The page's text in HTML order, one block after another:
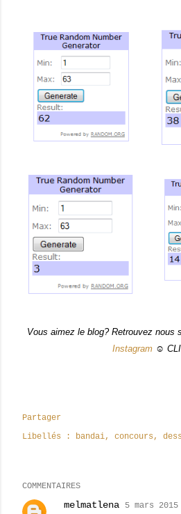
Vous aimez le blog? Retrouvez nous
Instagram☺
Partager
Libellés :
bandai concours
COMMENTAIRES
melmatlena 5 mars